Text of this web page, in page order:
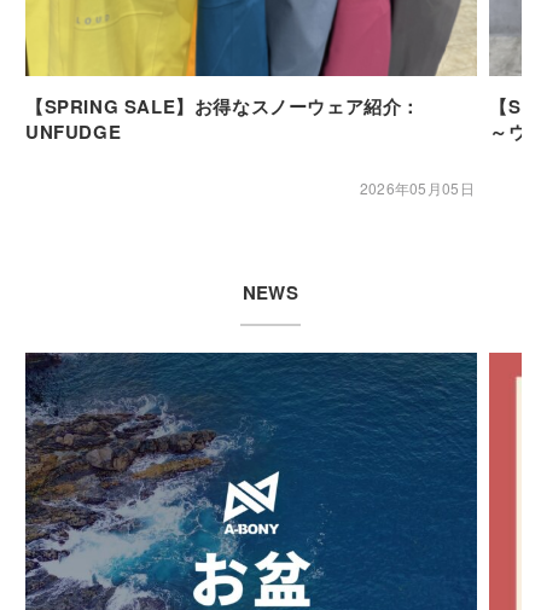
【SPRING SALE】お得なスノーウェア紹介：
UNFUDGE
2026年05月05日
【
～ウ
NEWS